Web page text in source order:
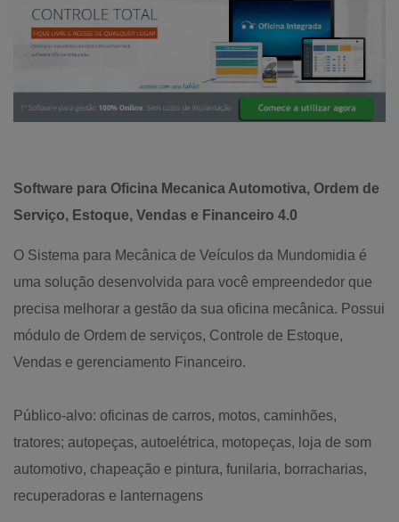
Software para Oficina Mecanica Automotiva, Ordem de
Serviço, Estoque, Vendas e Financeiro 4.0
O Sistema para Mecânica de Veículos da Mundomidia é
uma solução desenvolvida para você empreendedor que
precisa melhorar a gestão da sua oficina mecânica. Possui
módulo de Ordem de serviços, Controle de Estoque,
Vendas e gerenciamento Financeiro.
Público-alvo: oficinas de carros, motos, caminhões,
tratores; autopeças, autoelétrica, motopeças, loja de som
automotivo, chapeação e pintura, funilaria, borracharias,
recuperadoras e lanternagens